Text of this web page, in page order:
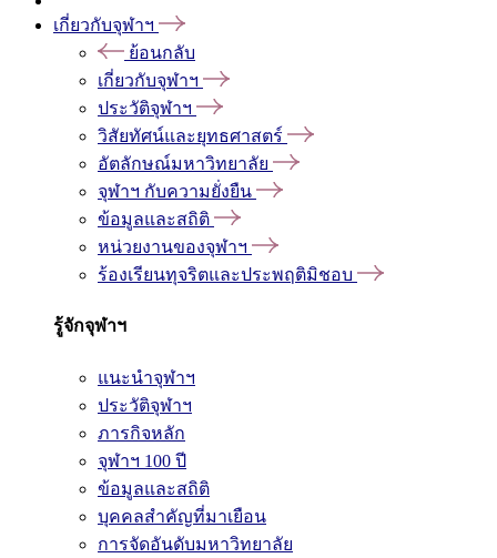
เกี่ยวกับจุฬาฯ
ย้อนกลับ
เกี่ยวกับจุฬาฯ
ประวัติจุฬาฯ
วิสัยทัศน์และยุทธศาสตร์
อัตลักษณ์มหาวิทยาลัย
จุฬาฯ กับความยั่งยืน
ข้อมูลและสถิติ
หน่วยงานของจุฬาฯ
ร้องเรียนทุจริตและประพฤติมิชอบ
รู้จักจุฬาฯ
แนะนำจุฬาฯ
ประวัติจุฬาฯ
ภารกิจหลัก
จุฬาฯ 100 ปี
ข้อมูลและสถิติ
บุคคลสำคัญที่มาเยือน
การจัดอันดับมหาวิทยาลัย